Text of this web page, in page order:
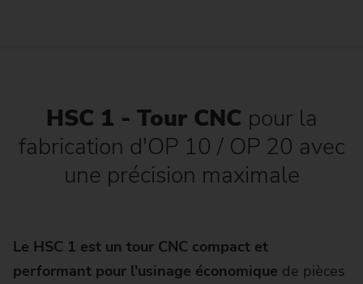
HSC 1 - Tour CNC pour la
fabrication d'OP 10 / OP 20 avec
une précision maximale
Le HSC 1 est un tour CNC compact et
performant pour l'usinage économique de pièces